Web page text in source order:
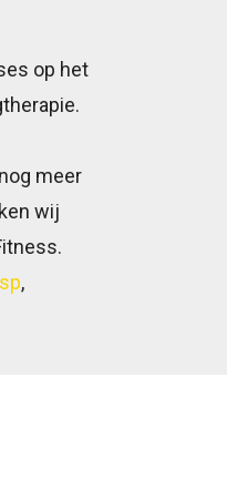
op het
meer
wij
,